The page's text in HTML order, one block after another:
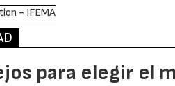
para elegir el